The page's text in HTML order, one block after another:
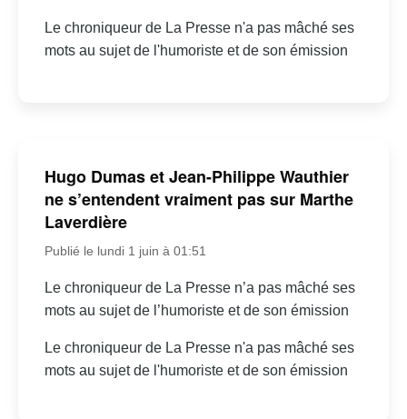
Le chroniqueur de La Presse n'a pas mâché ses
mots au sujet de l'humoriste et de son émission
Hugo Dumas et Jean-Philippe Wauthier
ne s’entendent vraiment pas sur Marthe
Laverdière
Publié le lundi 1 juin à 01:51
Le chroniqueur de La Presse n’a pas mâché ses
mots au sujet de l’humoriste et de son émission
Le chroniqueur de La Presse n'a pas mâché ses
mots au sujet de l'humoriste et de son émission